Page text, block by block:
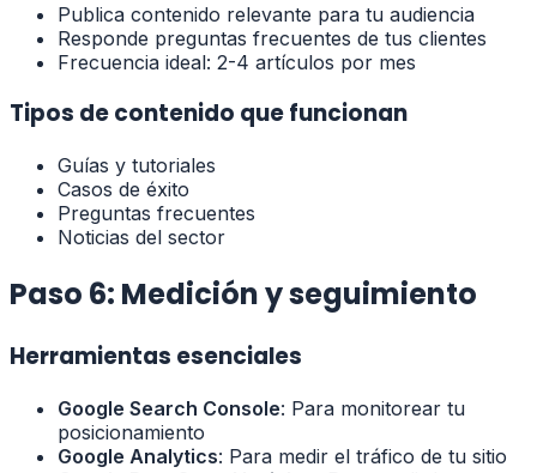
Publica contenido relevante para tu audiencia
Responde preguntas frecuentes de tus clientes
Frecuencia ideal: 2-4 artículos por mes
Tipos de contenido que funcionan
Guías y tutoriales
Casos de éxito
Preguntas frecuentes
Noticias del sector
Paso 6: Medición y seguimiento
Herramientas esenciales
Google Search Console: Para monitorear tu
posicionamiento
Google Analytics: Para medir el tráfico de tu sitio